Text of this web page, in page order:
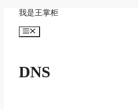
content
我是王掌柜
Menu
DNS